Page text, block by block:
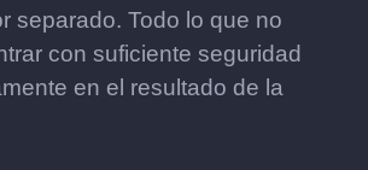
separado. Todo lo que no
con suficiente seguridad
en el resultado de la